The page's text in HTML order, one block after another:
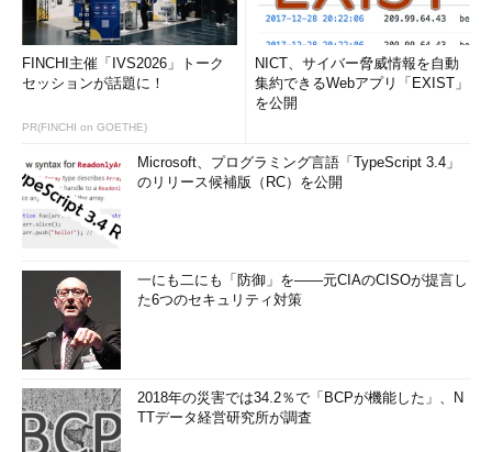
FINCHI主催「IVS2026」トーク
セッションが話題に！
PR(FINCHI on GOETHE)
NICT、サイバー脅威情報を自動
集約できるWebアプリ「EXIST」
を公開
Microsoft、プログラミング言語「TypeScript 3.4」
のリリース候補版（RC）を公開
一にも二にも「防御」を――元CIAのCISOが提言し
た6つのセキュリティ対策
2018年の災害では34.2％で「BCPが機能した」、N
TTデータ経営研究所が調査